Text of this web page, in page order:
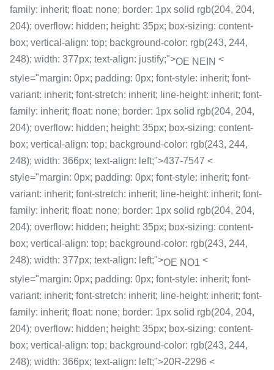
family: inherit; float: none; border: 1px solid rgb(204, 204,
204); overflow: hidden; height: 35px; box-sizing: content-
box; vertical-align: top; background-color: rgb(243, 244,
248); width: 377px; text-align: justify;">OE NEIN <
style="margin: 0px; padding: 0px; font-style: inherit; font-
variant: inherit; font-stretch: inherit; line-height: inherit; font-
family: inherit; float: none; border: 1px solid rgb(204, 204,
204); overflow: hidden; height: 35px; box-sizing: content-
box; vertical-align: top; background-color: rgb(243, 244,
248); width: 366px; text-align: left;">437-7547 <
style="margin: 0px; padding: 0px; font-style: inherit; font-
variant: inherit; font-stretch: inherit; line-height: inherit; font-
family: inherit; float: none; border: 1px solid rgb(204, 204,
204); overflow: hidden; height: 35px; box-sizing: content-
box; vertical-align: top; background-color: rgb(243, 244,
248); width: 377px; text-align: left;">OE NO1 <
style="margin: 0px; padding: 0px; font-style: inherit; font-
variant: inherit; font-stretch: inherit; line-height: inherit; font-
family: inherit; float: none; border: 1px solid rgb(204, 204,
204); overflow: hidden; height: 35px; box-sizing: content-
box; vertical-align: top; background-color: rgb(243, 244,
248); width: 366px; text-align: left;">20R-2296 <